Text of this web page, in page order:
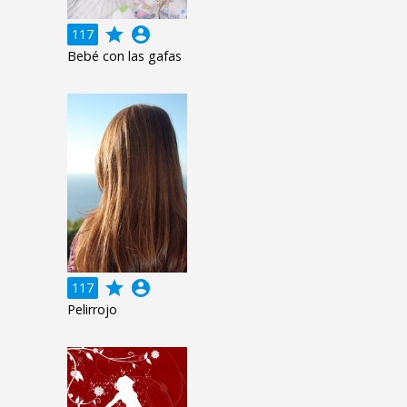
117 grade account_circle
Bebé con las gafas
117 grade account_circle
Pelirrojo